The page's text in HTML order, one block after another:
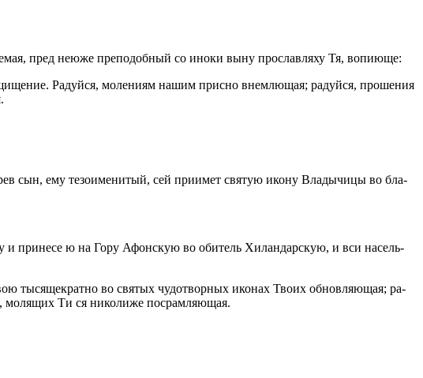
пред неюже пре­по­доб­ный со иноки выну про­слав­ля­ху Тя, во­пи­ю­ще:
Ра­дуй­ся, мо­ле­ни­ям нашим прис­но внем­лю­щая; ра­дуй­ся, про­ше­ния
сын, ему те­зо­име­ни­тый, сей при­и­мет свя­тую икону Вла­ды­чи­цы во бла­
и при­не­се ю на Гору Афон­скую во оби­тель Хи­лан­дар­скую, и вси на­сель­
ты­ся­ще­крат­но во свя­тых чу­до­твор­ных ико­нах Твоих об­нов­ля­ю­щая; ра­
мо­ля­щих Ти ся ни­ко­ли­же по­срам­ля­ю­щая.